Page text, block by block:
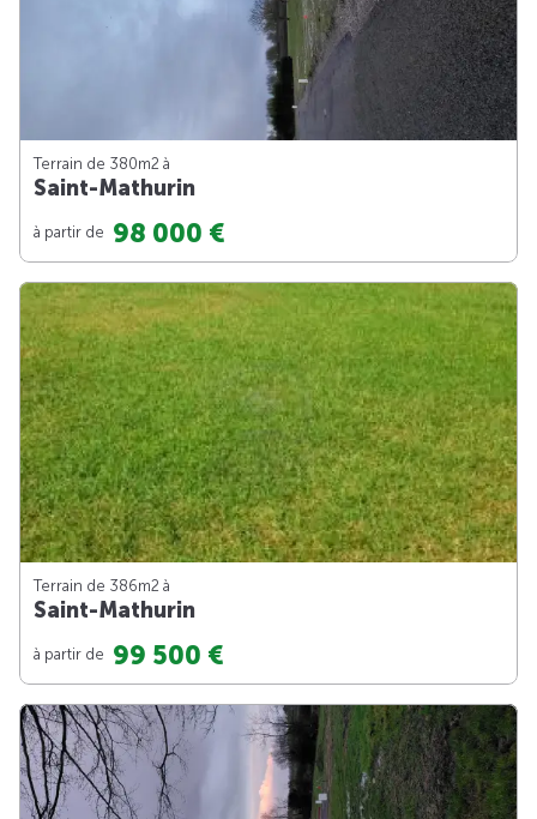
Terrain de 380m2 à
Saint-Mathurin
à partir de 98 000 €
Terrain de 386m2 à
Saint-Mathurin
à partir de 99 500 €